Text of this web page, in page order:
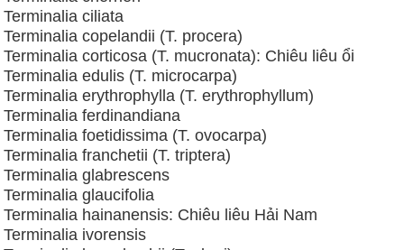
Terminalia ciliata
Terminalia copelandii (T. procera)
Terminalia corticosa (T. mucronata): Chiêu liêu ổi
Terminalia edulis (T. microcarpa)
Terminalia erythrophylla (T. erythrophyllum)
Terminalia ferdinandiana
Terminalia foetidissima (T. ovocarpa)
Terminalia franchetii (T. triptera)
Terminalia glabrescens
Terminalia glaucifolia
Terminalia hainanensis: Chiêu liêu Hải Nam
Terminalia ivorensis